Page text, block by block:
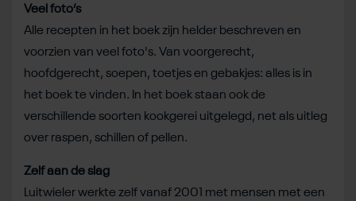
Veel foto’s
Alle recepten in het boek zijn helder beschreven en
voorzien van veel foto's. Van voorgerecht,
hoofdgerecht, soepen, toetjes en gebakjes: alles is in
het boek te vinden. In het boek staan ook de
verschillende soorten kookgerei uitgelegd, net als uitleg
over raspen, schillen of pellen.
Zelf aan de slag
Luitwieler werkte zelf vanaf 2001 met mensen met een